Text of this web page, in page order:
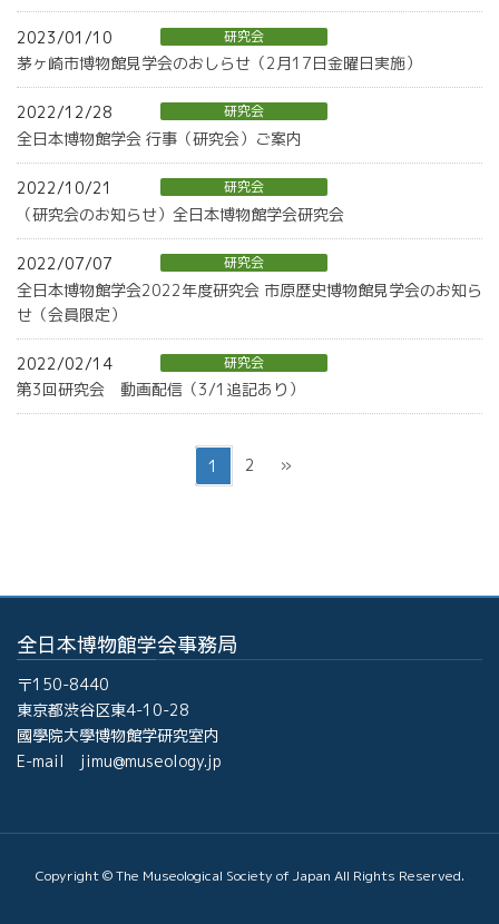
2023/01/10 研究会
茅ヶ崎市博物館見学会のおしらせ（2月17日金曜日実施）
2022/12/28 研究会
全日本博物館学会 行事（研究会）ご案内
2022/10/21 研究会
（研究会のお知らせ）全日本博物館学会研究会
2022/07/07 研究会
全日本博物館学会2022年度研究会 市原歴史博物館見学会のお知ら
せ（会員限定）
2022/02/14 研究会
第3回研究会 動画配信（3/1追記あり）
ー
送
り
ペ
ー
1
ペ
2 »
全日本博物館学会事務局
〒150-8440
東京都渋谷区東4-10-28
國學院大學博物館学研究室内
E-mail jimu@museology.jp
Copyright © The Museological Society of Japan All Rights Reserved.